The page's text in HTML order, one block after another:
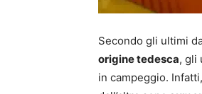
Secondo gli ultimi
origine tedesca, gli
in campeggio.